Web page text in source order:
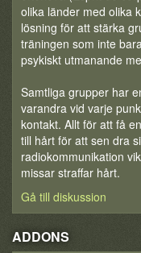
olika länder med olika
lösning för att stärka
träningen som inte
psykiskt utmanande
Samtliga grupper har
varandra vid varje
kontakt. Allt för att få
till hårt för att sen dra
radiokommunikation
missar straffar hårt.
Gå till diskussion
ADDONS